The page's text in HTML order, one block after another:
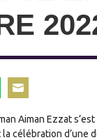
on
Email
Aiman Ezzat
célébration d’une